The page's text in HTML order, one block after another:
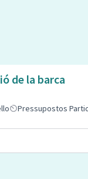
de la barca
Pressupostos